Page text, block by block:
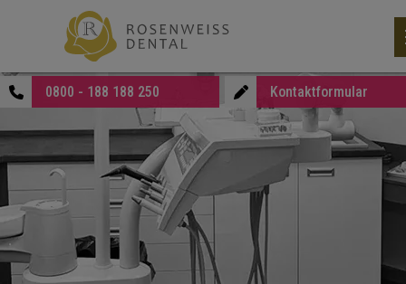
0800 - 188 188 250 Kontaktformular